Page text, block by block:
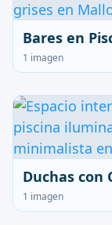
Bares en
1 imagen
Duchas con
1 imagen